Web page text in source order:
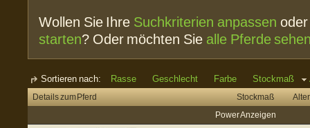
Wollen Sie Ihre Suchkriterien anpassen
starten? Oder möchten Sie alle Pferde
Sortieren nach: Rasse Geschlecht Farbe Stockmaß
Details zum Pferd Stockmaß
Alter
Power Anzeigen